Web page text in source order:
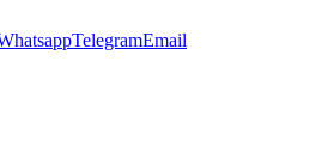
TelegramEmail